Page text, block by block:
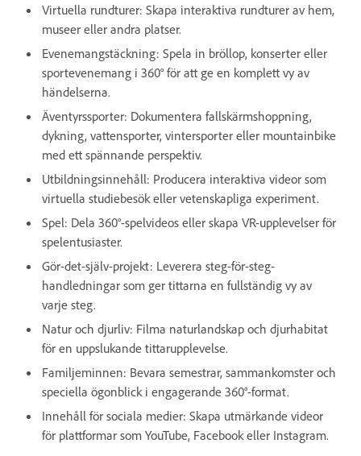
Virtuella rundturer: Skapa interaktiva rundturer av hem,
museer eller andra platser.
Evenemangstäckning: Spela in bröllop, konserter eller
sportevenemang i 360° för att ge en komplett vy av
händelserna.
Äventyrssporter: Dokumentera fallskärmshoppning,
dykning, vattensporter, vintersporter eller mountainbike
med ett spännande perspektiv.
Utbildningsinnehåll: Producera interaktiva videor som
virtuella studiebesök eller vetenskapliga experiment.
Spel: Dela 360°-spelvideos eller skapa VR-upplevelser för
spelentusiaster.
Gör-det-själv-projekt: Leverera steg-för-steg-
handledningar som ger tittarna en fullständig vy av
varje steg.
Natur och djurliv: Filma naturlandskap och djurhabitat
för en uppslukande tittarupplevelse.
Familjeminnen: Bevara semestrar, sammankomster och
speciella ögonblick i engagerande 360°-format.
Innehåll för sociala medier: Skapa utmärkande videor
för plattformar som YouTube, Facebook eller Instagram.